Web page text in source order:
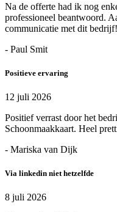
Na de offerte had ik nog
professioneel beantwoord.
communicatie met dit
- Paul Smit
Positieve ervaring
12 juli 2026
Positief verrast door het
Schoonmaakkaart. Heel
- Mariska van Dijk
Via linkedin niet hetzelfde
8 juli 2026